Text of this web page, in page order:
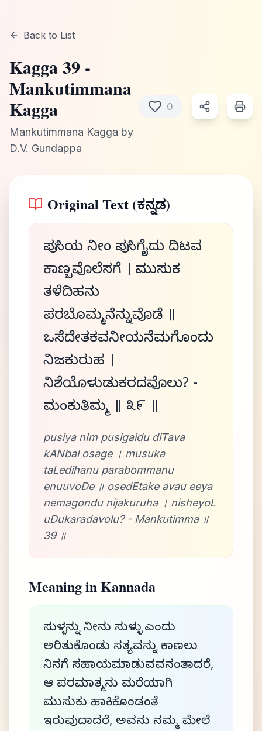
Back to List
Kagga39 -
Mankutimmana
Kagga
Mankutimmana Kagga by
D.V. Gundappa
0
Original Text (ಕನ್ನಡ)
ಪುಸಿಯ ನೀಂ ಪುಸಿಗೈದು ದಿಟವ
ಕಾಣ್ಬವೊಲೆಸಗೆ । ಮುಸುಕ
ತಳೆದಿಹನು
ಪರಬೊಮ್ಮನೆನ್ನುವೊಡೆ ॥
ಒಸೆದೇತಕವನೀಯನೆಮಗೊಂದು
ನಿಜಕುರುಹ ।
ನಿಶೆಯೊಳುಡುಕರದವೊಲು? -
ಮಂಕುತಿಮ್ಮ ॥ ೩೯ ॥
pusiya nIm pusigaidu diTava
kANbal osage । musuka
taLedihanu parabommanu
enuuvoDe ॥ osedEtake avau eeya
nemagondu nijakuruha । nisheyoL
uDukaradavolu? - Mankutimma ॥
39 ॥
Meaning in Kannada
ಸುಳ್ಳನ್ನು ನೀನು ಸುಳ್ಳು ಎಂದು
ಅರಿತುಕೊಂಡು ಸತ್ಯವನ್ನು ಕಾಣಲು
ನಿನಗೆ ಸಹಾಯಮಾಡುವವನಂತಾದರೆ,
ಆ ಪರಮಾತ್ಮನು ಮರೆಯಾಗಿ
ಮುಸುಕು ಹಾಕಿಕೊಂಡಂತೆ
ಇರುವುದಾದರೆ, ಅವನು ನಮ್ಮ ಮೇಲೆ